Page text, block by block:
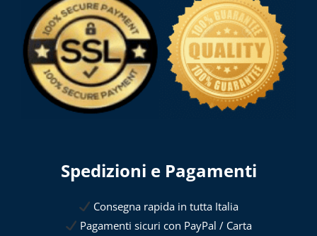
Spedizioni e Pagamenti
Consegna rapida in tutta Italia
Pagamenti sicuri con PayPal / Carta